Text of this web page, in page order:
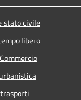
stato civile
libero